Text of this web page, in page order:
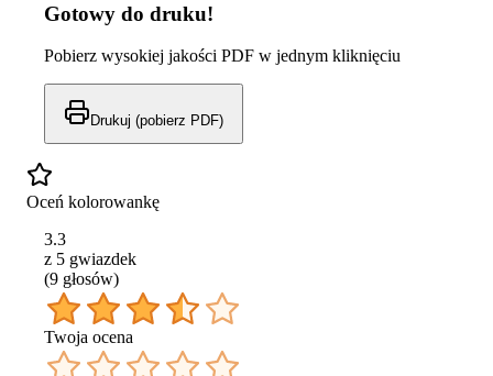
Gotowy do druku!
Pobierz wysokiej jakości PDF w jednym kliknięciu
Drukuj (pobierz PDF)
Oceń kolorowankę
3.3
z 5 gwiazdek
(9 głosów)
Twoja ocena